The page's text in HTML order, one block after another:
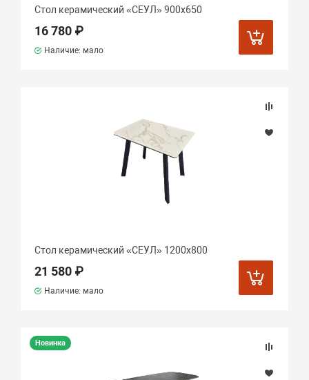
Стол керамический «СЕУЛ» 900х650
16 780 ₽
Наличие: мало
Стол керамический «СЕУЛ» 1200х800
21 580 ₽
Наличие: мало
Новинка